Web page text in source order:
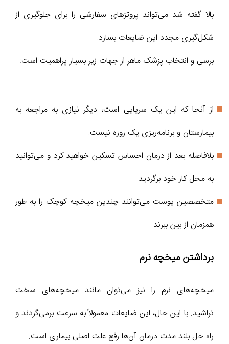
بالا گفته شد می‌تواند پروتزهای سفارشی را برای جلوگیری از
شکل‌گیری مجدد این ضایعات بسازد.
برسی و انتخاب پزشک ماهر از جهات زیر بسیار پراهمیت است:
از آنجا که این یک سرپایی است، دیگر نیازی به مراجعه به
بیمارستان و برنامه‌ریزی یک روزه نیست.
بلافاصله بعد از درمان احساس تسکین خواهید کرد و می‌توانید
به محل کار خود برگردید
متخصصین پوست می‌توانند چندین میخچه کوچک را به طور
همزمان از بین ببرند.
برداشتن میخچه نرم
میخچه‌های نرم را نیز می‌توان مانند میخچه‌های سخت
تراشید. با این حال، این ضایعات معمولاً به سرعت برمی‌گردند و
راه حل بلند مدت درمان آن‌ها رفع علت اصلی بیماری است.